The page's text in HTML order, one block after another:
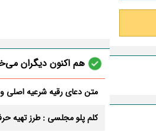
هم اکنون دیگران
متن دعای رقیه شرعیه
کلم پلو مجلسی : طرز تهیه